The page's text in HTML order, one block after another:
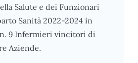
Salute e dei Funzionari
Sanità 2022-2024 in
9 Infermieri vincitori di
Aziende.